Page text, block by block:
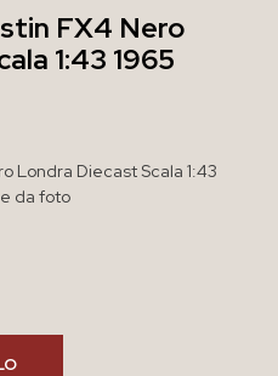
FX4 Nero
1:43 1965
Londra Diecast Scala 1:43
da foto